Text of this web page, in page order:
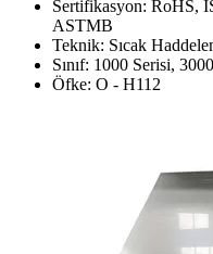
Sertifikasyon: RoHS,
ASTMB
Teknik: Sıcak
Sınıf: 1000 Serisi,
Öfke: O - H112